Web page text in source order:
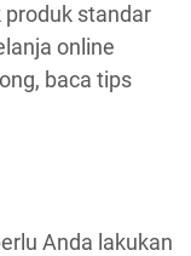
produk standar
online
baca tips
Anda lakukan